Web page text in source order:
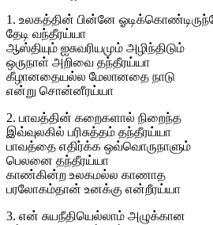
1. உலகத்தின் பின்னே
தேடி வந்தீரய்யா
ஆஸ்தியும் ஐசுவரியமும் அழிந்திடும்
ஒருநாள் அறிவை தந்தீரய்யா
கீழானதையல்ல மேலானதை நாடு
என்று சொன்னீரய்யா
2. பாவத்தின் கறைகளால் நிறைந்த
இவ்வுலகில் பரிசுத்தம் தந்தீரய்யா
பாவத்தை எதிர்க்க ஒவ்வொருநாளும்
பெலனை தந்தீரய்யா
காண்கின்ற உலகமல்ல காணாத
பரலோகம்தான் உனக்கு என்றீரய்யா
3. என் சுயநீதியெல்லாம் அழுக்கான